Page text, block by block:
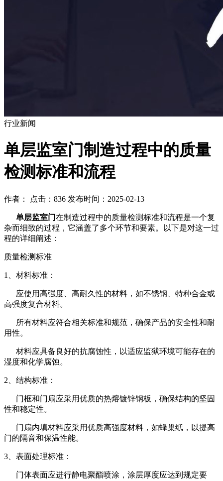
行业新闻
​单层监室门制造过程中的质量
检测标准和流程
作者： 点击：836 发布时间：2025-02-13
单层监室门在制造过程中的质量检测标准和流程是一个复
杂而细致的过程，它涵盖了多个环节和要素。以下是对这一过
程的详细阐述：
质量检测标准
1、材料标准：
应使用高强度、高耐久性的材料，如不锈钢、特种合金或
高强度复合材料。
所有材料应符合相关标准和规范，确保产品的安全性和耐
用性。
材料应具备良好的抗腐蚀性，以适应监狱环境可能存在的
湿度和化学腐蚀。
2、结构标准：
门框和门扇应采用优质的热熔镀锌钢板，确保结构的坚固
性和稳定性。
门扇内填材料应采用优质高强度材料，如蜂巢纸，以提高
门的隔音和保温性能。
3、表面处理标准：
门体表面应进行静电聚酯喷涂，涂层厚度应达到规定要